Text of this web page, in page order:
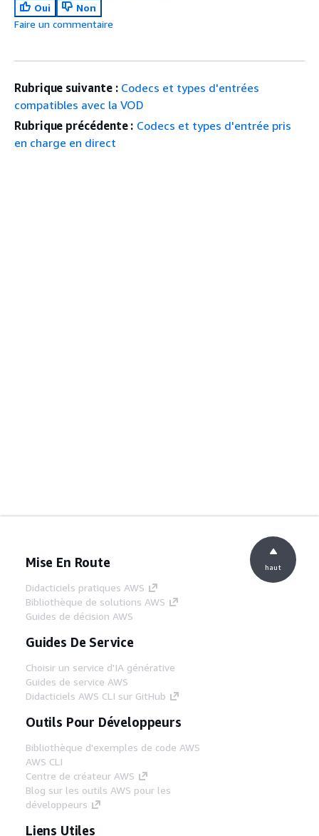
Oui
Non
Faire un commentaire
Rubrique suivante : Codecs et types d'entrées
compatibles avec la VOD
Rubrique précédente : Codecs et types d'entrée pris
en charge en direct
Mise En Route
Didacticiels pratiques AWS
Bibliothèque de solutions AWS
Guides de décision AWS
Guides De Service
Choisir un service d'IA générative
Guides de service AWS
Didacticiels AWS CLI sur GitHub
Outils Pour Développeurs
Bibliothèque d'exemples de code AWS
AWS CLI
Centre de créateur AWS
Blog sur les outils AWS pour les
développeurs
Liens Utiles
haut